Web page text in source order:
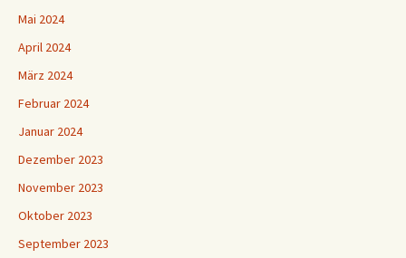
Mai 2024
April 2024
März 2024
Februar 2024
Januar 2024
Dezember 2023
November 2023
Oktober 2023
September 2023